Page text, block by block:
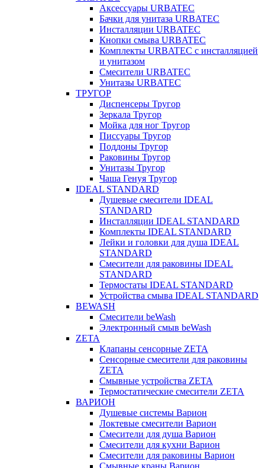
Аксессуары URBATEC
Бачки для унитаза URBATEC
Инсталляции URBATEC
Кнопки смыва URBATEC
Комплекты URBATEC с инсталляцией
и унитазом
Смесители URBATEC
Унитазы URBATEC
ТРУГОР
Диспенсеры Тругор
Зеркала Тругор
Мойка для ног Тругор
Писсуары Тругор
Поддоны Тругор
Раковины Тругор
Унитазы Тругор
Чаша Генуя Тругор
IDEAL STANDARD
Душевые смесители IDEAL
STANDARD
Инсталляции IDEAL STANDARD
Комплекты IDEAL STANDARD
Лейки и головки для душа IDEAL
STANDARD
Смесители для раковины IDEAL
STANDARD
Термостаты IDEAL STANDARD
Устройства смыва IDEAL STANDARD
BEWASH
Смесители beWash
Электронный смыв beWash
ZETA
Клапаны сенсорные ZETA
Сенсорные смесители для раковины
ZETA
Смывные устройства ZETA
Термостатические смесители ZETA
ВАРИОН
Душевые системы Варион
Локтевые смесители Варион
Смесители для душа Варион
Смесители для кухни Варион
Смесители для раковины Варион
Смывные краны Варион